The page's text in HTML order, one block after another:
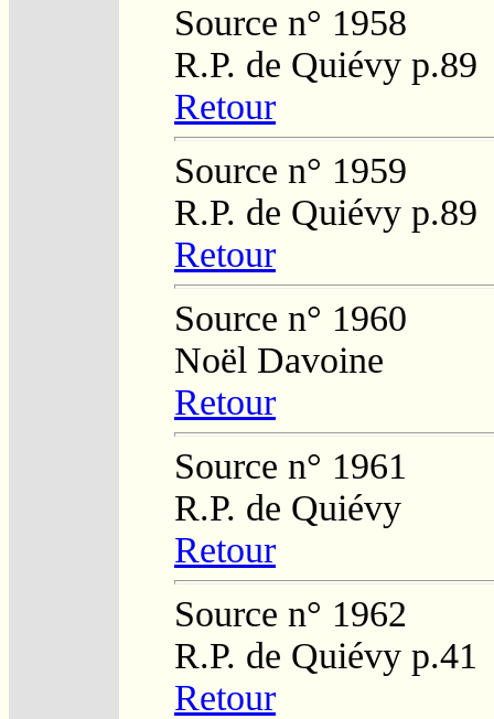
Source n° 1958
R.P. de Quiévy p.89
Retour
Source n° 1959
R.P. de Quiévy p.89
Retour
Source n° 1960
Noël Davoine
Retour
Source n° 1961
R.P. de Quiévy
Retour
Source n° 1962
R.P. de Quiévy p.41
Retour